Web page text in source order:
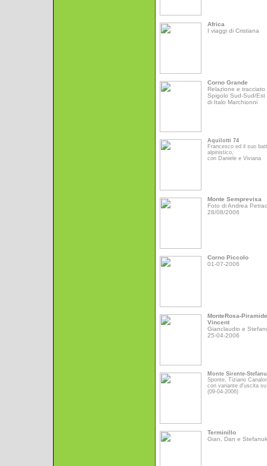
Africa
I viaggi di Cristiana
Corno Grande
Relazione e tracciato
Spigolo Sud-Sud/Est
di Italo Marchionni
Aquilotti 74
Francesco ed il suo
alpinistico,
con Daniele e Viviana
Monte Semprevisa
Foto di Andrea
28/08/2006
Corno Piccolo
01-07-2006
MonteRosa-Piramide
Vincent
Gianclaudio e
25-04-2006
Monte Sirente-
Sponte, Tiziano
con variante d'uscita
(09-04-2006)
Terminillo
Gian, Dan e Stefanuk